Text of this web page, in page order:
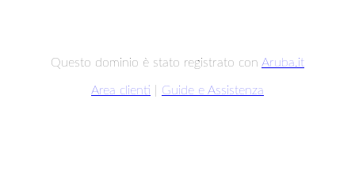
Questo dominio è stato registrato con Aruba.it
Area clienti Guide e Assistenza